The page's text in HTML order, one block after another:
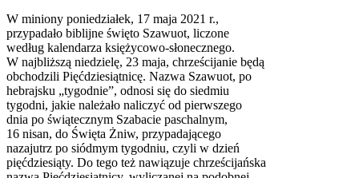
W miniony poniedziałek, 17 maja 2021 r.,
przypadało biblijne święto Szawuot, liczone
według kalendarza księżycowo-słonecznego.
W najbliższą niedzielę, 23 maja, chrześcijanie będą
obchodzili Pięćdziesiątnicę. Nazwa Szawuot, po
hebrajsku „tygodnie”, odnosi się do siedmiu
tygodni, jakie należało naliczyć od pierwszego
dnia po świątecznym Szabacie paschalnym,
16 nisan, do Święta Żniw, przypadającego
nazajutrz po siódmym tygodniu, czyli w dzień
pięćdziesiąty. Do tego też nawiązuje chrześcijańska